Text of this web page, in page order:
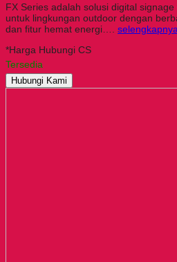
FX Series adalah solusi digital
untuk lingkungan outdoor dengan
dan fitur hemat energi…. selengkapnya
*Harga Hubungi CS
Tersedia
Hubungi Kami